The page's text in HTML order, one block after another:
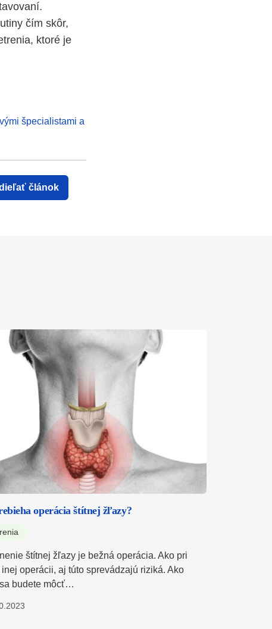
čím skôr,
ktoré je
špecialistami a
článok
operácia štítnej žľazy?
štítnej žľazy je bežná operácia. Ako pri
inej operácii, aj túto sprevádzajú riziká. Ako
budete môcť…